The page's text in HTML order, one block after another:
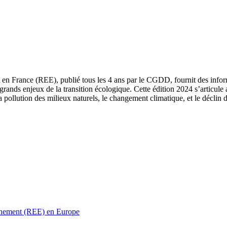
France (REE), publié tous les 4 ans par le CGDD, fournit des
enjeux de la transition écologique. Cette édition 2024
pollution des milieux naturels, le changement climatique, et le déclin
(REE) en Europe